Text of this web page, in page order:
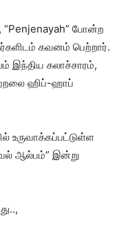
“Penjenayah” போன்ற
கவனம் பெற்றார்.
இந்திய கலாச்சாரம்,
ஹிப்-ஹாப்
உருவாக்கப்பட்டுள்ள
ஆல்பம்” இன்று